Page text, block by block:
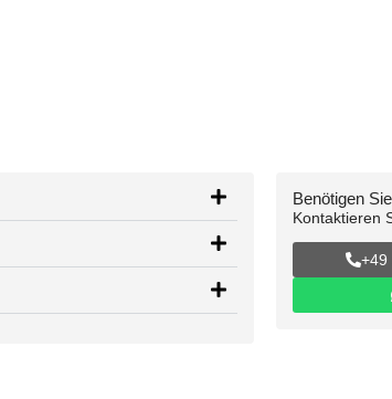
Benötigen
Kontaktieren
+49